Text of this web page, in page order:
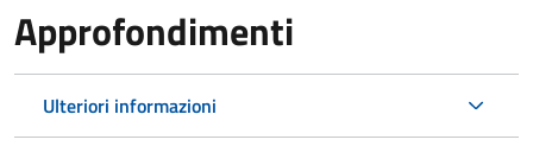
Approfondimenti
Ulteriori informazioni